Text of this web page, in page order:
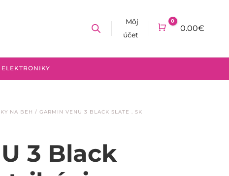
Môj
účet
Cart
0
0.00€
NA BEH / GARMIN VENU 3 BLACK SLATE . SK
3 Black